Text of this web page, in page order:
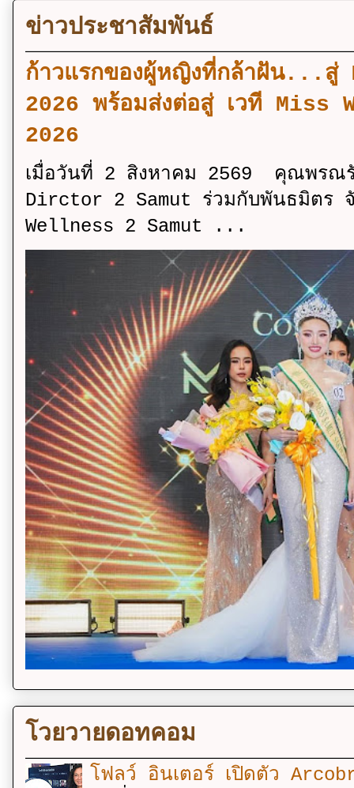
ข่าวประชาสัมพันธ์
ก้าวแรกของผู้หญิงที่กล้าฝัน...
2026 พร้อมส่งต่อสู่ เวที
2026
เมื่อวันที่ 2 สิงหาคม 2569 คุณพร
Dirctor 2 Samut ร่วมกับพันธมิตร จั
Wellness 2 Samut ...
โวยวายดอทคอม
โฟลว์ อินเตอร์ เปิดตัว